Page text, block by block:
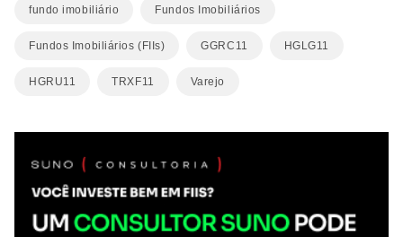
fundo imobiliário Fundos Imobiliários
Fundos Imobiliários (FIIs) GGRC11 HGLG11
HGRU11 TRXF11 Varejo